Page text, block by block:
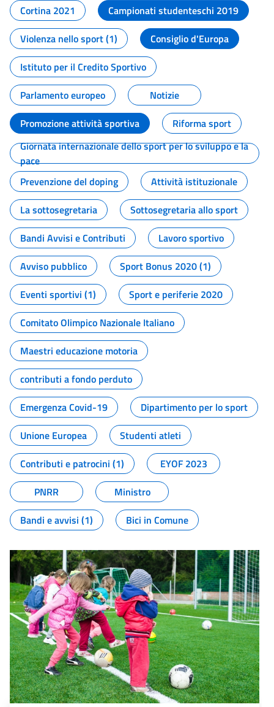
Cortina 2021
Campionati studenteschi 2019
Violenza nello sport (1)
Consiglio d'Europa
Istituto per il Credito Sportivo
Parlamento europeo
Notizie
Promozione attività sportiva
Riforma sport
Giornata internazionale dello sport per lo sviluppo e la
pace
Prevenzione del doping
Attività istituzionale
La sottosegretaria
Sottosegretaria allo sport
Bandi Avvisi e Contributi
Lavoro sportivo
Avviso pubblico
Sport Bonus 2020 (1)
Eventi sportivi (1)
Sport e periferie 2020
Comitato Olimpico Nazionale Italiano
Maestri educazione motoria
contributi a fondo perduto
Emergenza Covid-19
Dipartimento per lo sport
Unione Europea
Studenti atleti
Contributi e patrocini (1)
EYOF 2023
PNRR
Ministro
Bandi e avvisi (1)
Bici in Comune